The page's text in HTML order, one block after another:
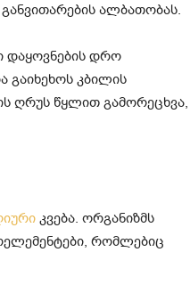
ალბათობას.
დაყოვნების დრო
გაიხეხოს კბილის
ღრუს წყლით გამორეცხვა,
კვება. ორგანიზმს
რომლებიც